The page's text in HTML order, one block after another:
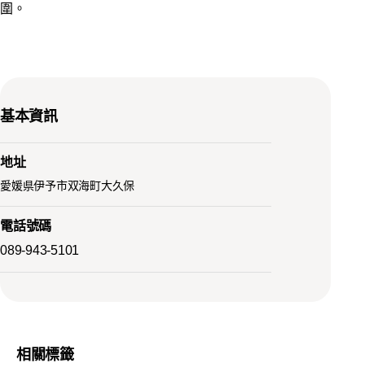
圍。
基本資訊
地址
愛媛県伊予市双海町大久保
電話號碼
089-943-5101
相關標籤